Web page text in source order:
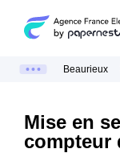
Beaurieux